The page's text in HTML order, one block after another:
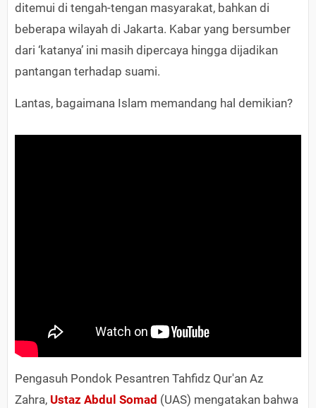
ditemui di tengah-tengan masyarakat, bahkan di
beberapa wilayah di Jakarta. Kabar yang bersumber
dari ‘katanya’ ini masih dipercaya hingga dijadikan
pantangan terhadap suami.
Lantas, bagaimana Islam memandang hal demikian?
Pengasuh Pondok Pesantren Tahfidz Qur'an Az
Zahra, Ustaz Abdul Somad (UAS) mengatakan bahwa